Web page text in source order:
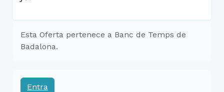
Esta Oferta pertenece a Banc de Temps de
Badalona.
Entra